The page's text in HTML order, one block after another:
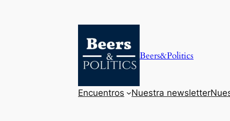
Beers&Politics
Encuentros Nuestra newsletter